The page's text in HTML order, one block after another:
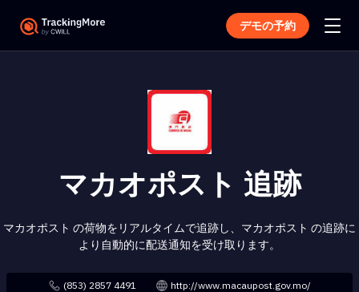
デモの予約
マカオポスト 追跡
マカオポスト の荷物をリアルタイムで追跡し、マカオポスト の追跡に
より自動的に配送通知を受け取ります。
(853) 2857 4491 http://www.macaupost.gov.mo/